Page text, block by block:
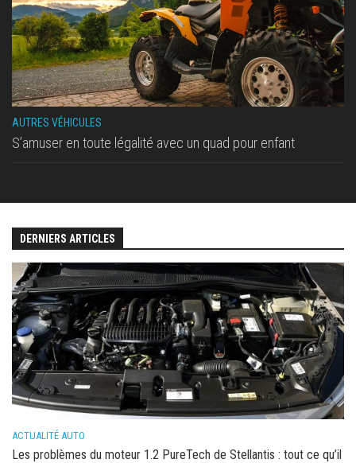
AUTRES VÉHICULES
S’amuser en toute légalité avec un quad pour enfant
DERNIERS ARTICLES
ACTUALITÉ AUTO
Les problèmes du moteur 1.2 PureTech de Stellantis : tout ce qu’il